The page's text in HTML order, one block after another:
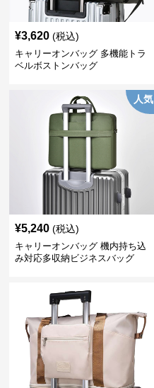
¥3,620 (税込)
キャリーオンバッグ 多機能トラ
ベルボストンバッグ
人気
¥5,240 (税込)
キャリーオンバッグ 機内持ち込
み対応多収納ビジネスバッグ